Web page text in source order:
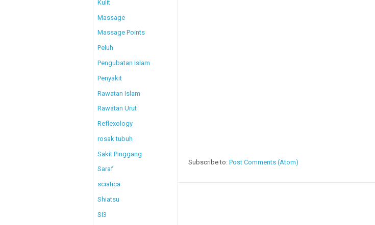
Kulit
Massage
Massage Points
Peluh
Pengubatan Islam
Penyakit
Rawatan Islam
Rawatan Urut
Reflexology
rosak tubuh
Sakit Pinggang
Saraf
sciatica
Shiatsu
SI3
Subscribe to: Post Comments (Atom)